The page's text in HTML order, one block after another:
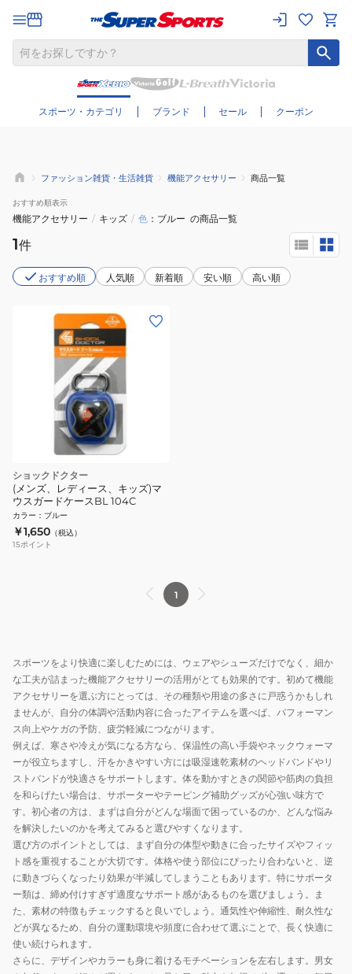
スポーツ・カテゴリ ブランド セール クーポン
さらに絞り込む
ファッション雑貨・生活雑貨 機能アクセサリー 商品一覧
おすすめ順表示
機能アクセサリー / キッズ / 色 ブルー の商品一覧
1件
おすすめ順 人気順 新着順 安い順 高い順
ショックドクター
(メンズ、レディース、キッズ)マ
ウスガードケースBL 104C
カラー ： ブルー
￥1,650 （税込）
15ポイント
1
スポーツをより快適に楽しむためには、ウェアやシューズだけでなく、細か
な工夫が詰まった機能アクセサリーの活用がとても効果的です。初めて機能
アクセサリーを選ぶ方にとっては、その種類や用途の多さに戸惑うかもしれ
ませんが、自分の体調や活動内容に合ったアイテムを選べば、パフォーマン
ス向上やケガの予防、疲労軽減につながります。
例えば、寒さや冷えが気になる方なら、保温性の高い手袋やネックウォーマ
ーが役立ちますし、汗をかきやすい方には吸湿速乾素材のヘッドバンドやリ
ストバンドが快適さをサポートします。体を動かすときの関節や筋肉の負担
を和らげたい場合は、サポーターやテーピング補助グッズが心強い味方で
す。初心者の方は、まずは自分がどんな場面で困っているのか、どんな悩み
を解決したいのかを考えてみると選びやすくなります。
選び方のポイントとしては、まず自分の体型や動きに合ったサイズやフィッ
ト感を重視することが大切です。体格や使う部位にぴったり合わないと、逆
に動きづらくなったり効果が半減してしまうこともあります。特にサポータ
ー類は、締め付けすぎず適度なサポート感があるものを選びましょう。ま
た、素材の特徴もチェックすると良いでしょう。通気性や伸縮性、耐久性な
どが異なるため、自分の運動環境や頻度に合わせて選ぶことで、長く快適に
使い続けられます。
さらに、デザインやカラーも身に着けるモチベーションを左右します。男女